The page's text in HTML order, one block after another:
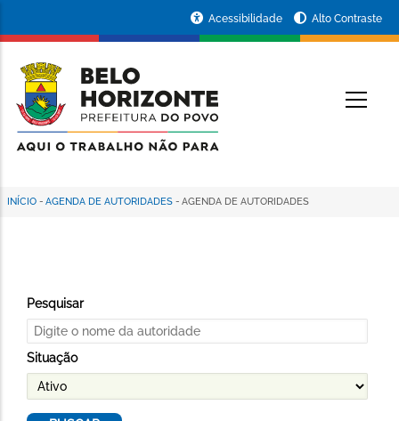
conteúdo
principal
da
Prefeitura
de
Horizonte
Acessibilidade Alto Contraste
Trilha
INÍCIO - AGENDA DE AUTORIDADES - AGENDA DE AUTORIDADES
Pesquisar
Situação